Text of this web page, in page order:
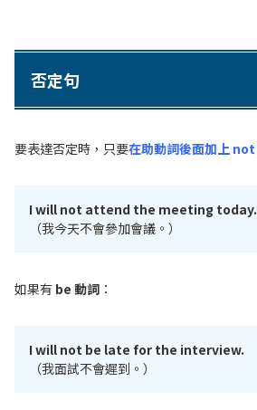
否定句
要表達否定時，只要在助動詞後面加上 not
I will not attend the meeting today.
（我今天不會參加會議。）
如果有 be 動詞 ：
I will not be late for the interview.
（我面試不會遲到。）